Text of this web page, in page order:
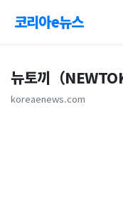
코리아e뉴스
뉴토끼（
koreaenews.com